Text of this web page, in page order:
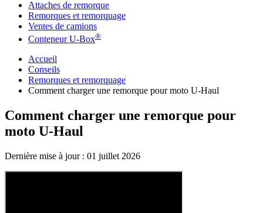
Attaches de remorque
Remorques et remorquage
Ventes de camions
Conteneur U-Box®
Accueil
Conseils
Remorques et remorquage
Comment charger une remorque pour moto U-Haul
Comment charger une remorque pour
moto U-Haul
Dernière mise à jour : 01 juillet 2026